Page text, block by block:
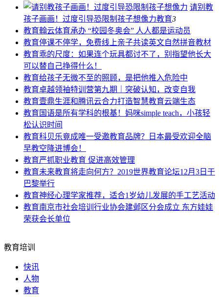
请别教
孩子画画！过度引导恐限制孩子想像力教育3
教育翰云体育承办 “校园冬奥会” 人人都是运动员
教育停课不停学，免费线上亲子共读英文自然拼音教材
教育乖的尺度：如果连个玩具都讨不了，别指望他长大
可以替自己挣得什么！
教育给孩子无微不至的照顾，是把他推入危险中
教育卓越领袖特训营第九期｜突破认知，改变自我
教育壹鼎生涯和腾讯云合力打造智慧教育云端生态
教育 国语是所有学科的根基！妈咪simple teach，小孩轻
松认识时间
教育科贝乐竟成唯一受邀教育品牌？日本最受欢迎全脑
早教空降进博会！
教育严抓职业教育 促进高效管理
教育未来教育将走向何方？2019世界教育论坛12月3日于
巴黎举行
教育神经心理学家推荐，适合1岁幼儿发展的手工艺活动
教育南京市社会培训行业协会建邺区分会成立 东方娃娃
荣获会长单位
教育培训
快讯
人物
教育